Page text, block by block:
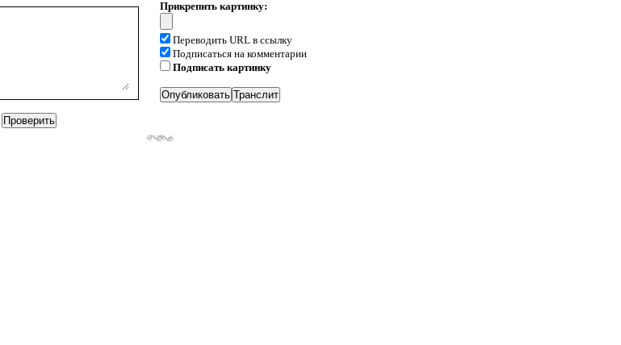
Прикрепить картинку:
Переводить URL в ссылку
Подписаться на комментарии
Подписать картинку